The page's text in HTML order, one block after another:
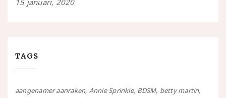
15 januari, 2020
TAGS
aangenamer aanraken Annie Sprinkle BDSM betty martin